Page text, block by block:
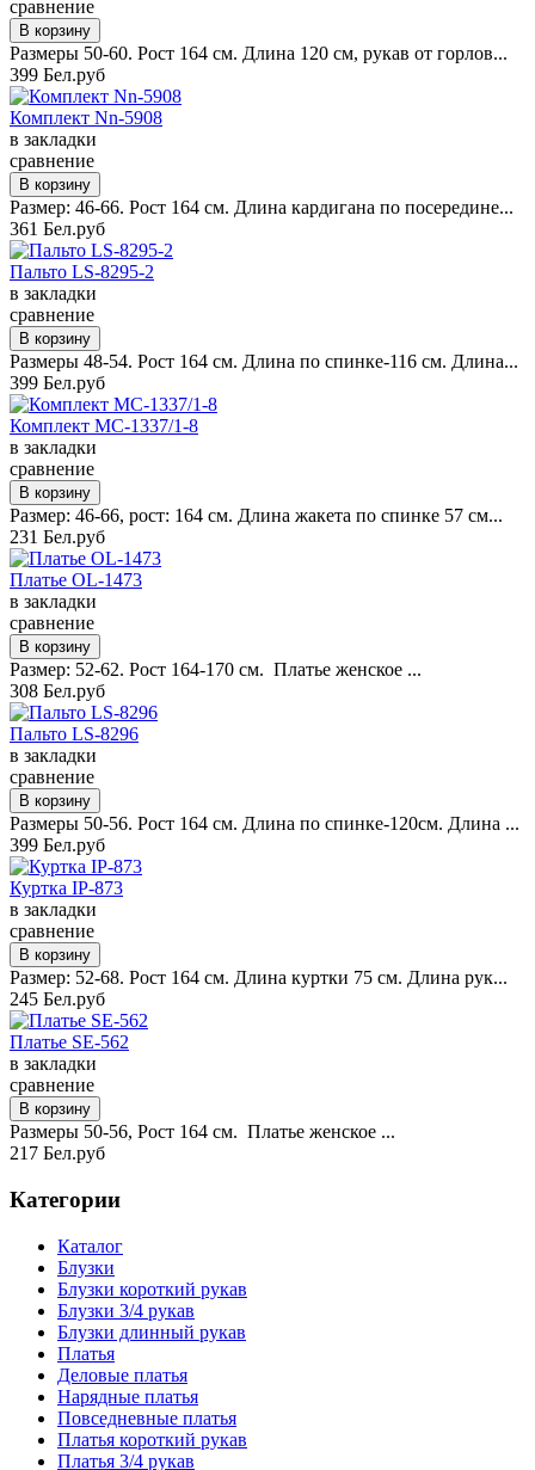
сравнение
Размеры 50-60. Рост 164 см. Длина 120 см, рукав от горлов...
399 Бел.руб
Комплект Nn-5908
в закладки
сравнение
Размер: 46-66. Рост 164 см. Длина кардигана по посередине...
361 Бел.руб
Пальто LS-8295-2
в закладки
сравнение
Размеры 48-54. Рост 164 см. Длина по спинке-116 см. Длина...
399 Бел.руб
Комплект MC-1337/1-8
в закладки
сравнение
Размер: 46-66, рост: 164 см. Длина жакета по спинке 57 см...
231 Бел.руб
Платье OL-1473
в закладки
сравнение
Размер: 52-62. Рост 164-170 см. Платье женское ...
308 Бел.руб
Пальто LS-8296
в закладки
сравнение
Размеры 50-56. Рост 164 см. Длина по спинке-120см. Длина ...
399 Бел.руб
Куртка IP-873
в закладки
сравнение
Размер: 52-68. Рост 164 см. Длина куртки 75 см. Длина рук...
245 Бел.руб
Платье SE-562
в закладки
сравнение
Размеры 50-56, Рост 164 см. Платье женское ...
217 Бел.руб
Категории
Каталог
Блузки
Блузки короткий рукав
Блузки 3/4 рукав
Блузки длинный рукав
Платья
Деловые платья
Нарядные платья
Повседневные платья
Платья короткий рукав
Платья 3/4 рукав